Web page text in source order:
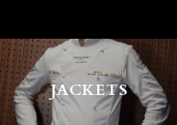
CATEGORY 01
JACKETS